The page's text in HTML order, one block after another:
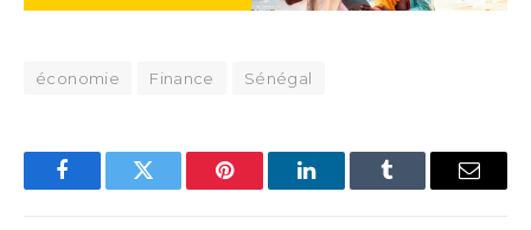
économie Finance Sénégal
FacebookTwitter Pinterest LinkedInTumblr Email